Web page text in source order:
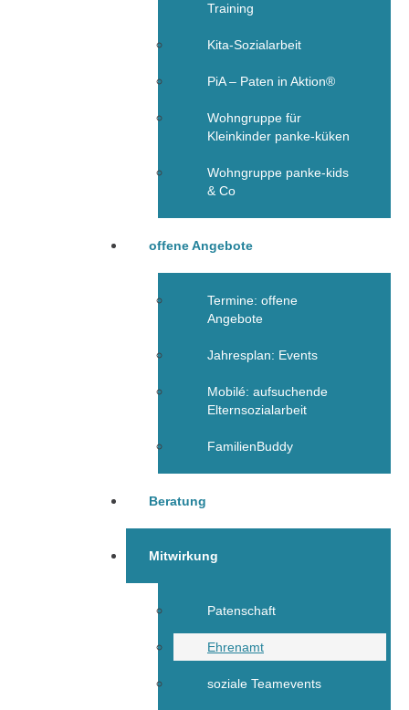
Training
Kita-Sozialarbeit
PiA – Paten in Aktion®
Wohngruppe für
Kleinkinder panke-küken
Wohngruppe panke-kids
& Co
offene Angebote
Termine: offene
Angebote
Jahresplan: Events
Mobilé: aufsuchende
Elternsozialarbeit
FamilienBuddy
Beratung
Mitwirkung
Patenschaft
Ehrenamt
soziale Teamevents